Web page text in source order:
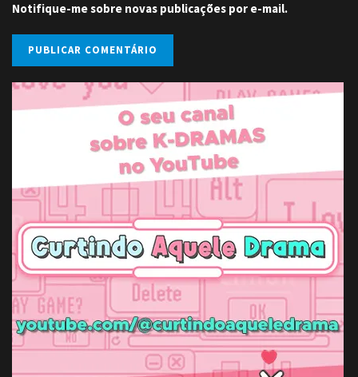
Notifique-me sobre novas publicações por e-mail.